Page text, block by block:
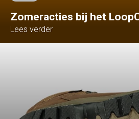
Zomeracties bij het
Lees verder